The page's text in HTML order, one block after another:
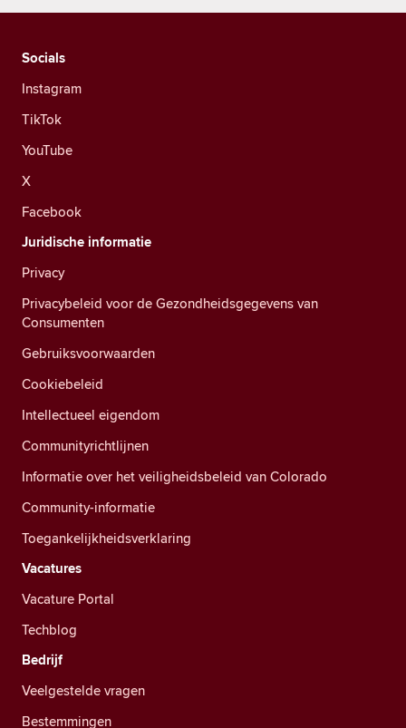
Socials
Instagram
TikTok
YouTube
X
Facebook
Juridische informatie
Privacy
Privacybeleid voor de Gezondheidsgegevens van
Consumenten
Gebruiksvoorwaarden
Cookiebeleid
Intellectueel eigendom
Communityrichtlijnen
Informatie over het veiligheidsbeleid van Colorado
Community-informatie
Toegankelijkheidsverklaring
Vacatures
Vacature Portal
Techblog
Bedrijf
Veelgestelde vragen
Bestemmingen